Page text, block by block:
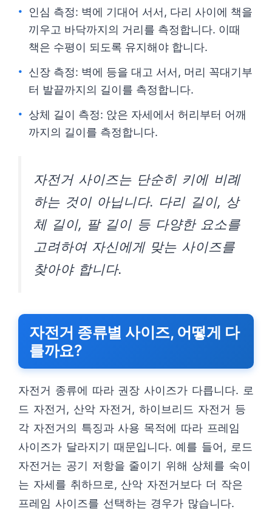
인심 측정: 벽에 기대어 서서, 다리 사이에 책을
끼우고 바닥까지의 거리를 측정합니다. 이때
책은 수평이 되도록 유지해야 합니다.
신장 측정: 벽에 등을 대고 서서, 머리 꼭대기부
터 발끝까지의 길이를 측정합니다.
상체 길이 측정: 앉은 자세에서 허리부터 어깨
까지의 길이를 측정합니다.
자전거 사이즈는 단순히 키에 비례
하는 것이 아닙니다. 다리 길이, 상
체 길이, 팔 길이 등 다양한 요소를
고려하여 자신에게 맞는 사이즈를
찾아야 합니다.
자전거 종류별 사이즈, 어떻게 다
를까요?
자전거 종류에 따라 권장 사이즈가 다릅니다. 로
드 자전거, 산악 자전거, 하이브리드 자전거 등
각 자전거의 특징과 사용 목적에 따라 프레임
사이즈가 달라지기 때문입니다. 예를 들어, 로드
자전거는 공기 저항을 줄이기 위해 상체를 숙이
는 자세를 취하므로, 산악 자전거보다 더 작은
프레임 사이즈를 선택하는 경우가 많습니다.